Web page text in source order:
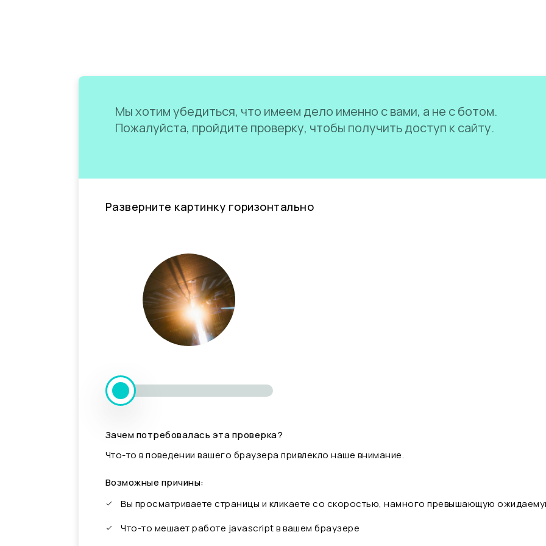
Мы хотим убедиться, что имеем дело именно с вами, а не с ботом.
Пожалуйста, пройдите проверку, чтобы получить доступ к сайту.
Разверните картинку горизонтально
Зачем потребовалась эта проверка?
Что-то в поведении вашего браузера привлекло наше внимание.
Возможные причины:
Вы просматриваете страницы и кликаете со скоростью, намного превышающую
Что-то мешает работе javascript в вашем браузере